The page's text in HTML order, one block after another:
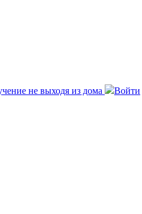
не выходя из дома Войти